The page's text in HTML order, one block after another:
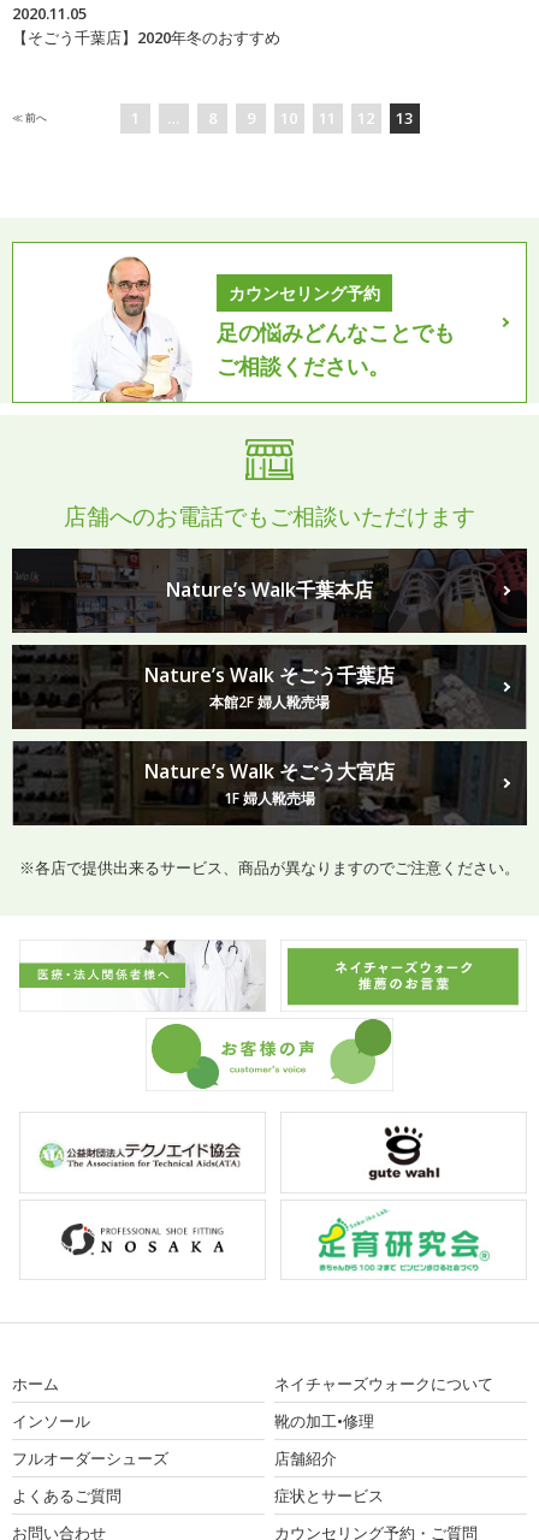
2020.11.05
【そごう千葉店】2020年冬のおすすめ
≪ 前へ 1 … 8 9 10 11 12 13
カウンセリング予約
足の悩みどんなことでも
ご相談ください。
店舗へのお電話でもご相談いただけます
Nature’s Walk千葉本店
Nature’s Walk そごう千葉店
本館2F 婦人靴売場
Nature’s Walk そごう大宮店
1F 婦人靴売場
※各店で提供出来るサービス、商品が異なりますのでご注意ください。
ホーム
ネイチャーズウォークについて
インソール
靴の加工•修理
フルオーダーシューズ
店舗紹介
よくあるご質問
症状とサービス
お問い合わせ
カウンセリング予約・ご質問